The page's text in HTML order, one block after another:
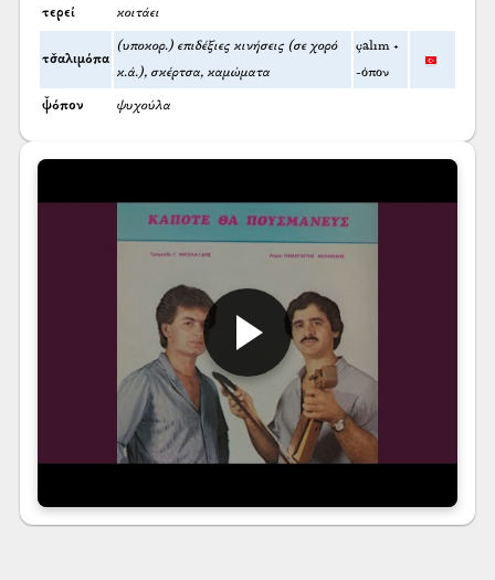
τερεί κοιτάει
τσ̌αλιμόπα
(υποκορ.) επιδέξιες κινήσεις (σε χορό
κ.ά.), σκέρτσα, καμώματα
çalım +
-όπον
ψ̌όπον ψυχούλα